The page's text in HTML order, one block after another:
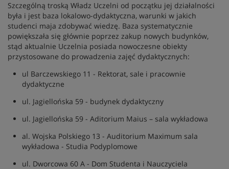
Szczególną troską Władz Uczelni od początku jej działalności
była i jest baza lokalowo-dydaktyczna, warunki w jakich
studenci maja zdobywać wiedzę. Baza systematycznie
powiększała się głównie poprzez zakup nowych budynków,
stąd aktualnie Uczelnia posiada nowoczesne obiekty
przystosowane do prowadzenia zajęć dydaktycznych:
ul Barczewskiego 11 - Rektorat, sale i pracownie
dydaktyczne
ul. Jagiellońska 59 - budynek dydaktyczny
ul. Jagiellońska 59 - Aditorium Maius – sala wykładowa
al. Wojska Polskiego 13 - Auditorium Maximum sala
wykładowa - Studia Podyplomowe
ul. Dworcowa 60 A - Dom Studenta i Nauczyciela